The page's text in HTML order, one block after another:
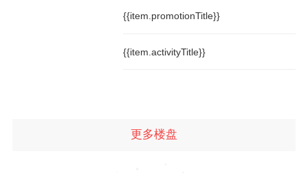
{{item.promotionTitle}}
{{item.activityTitle}}
更多楼盘